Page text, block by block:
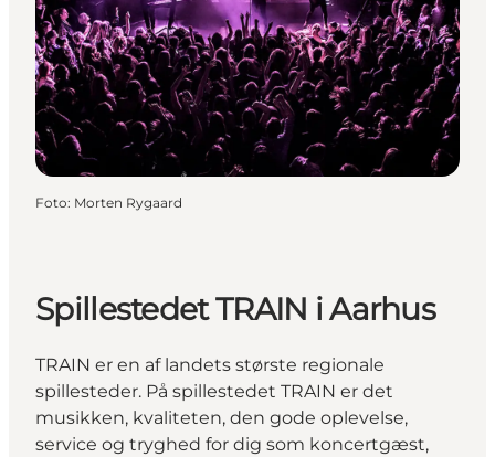
Foto: Morten Rygaard
Spillestedet TRAIN i Aarhus
TRAIN er en af landets største regionale
spillesteder. På spillestedet TRAIN er det
musikken, kvaliteten, den gode oplevelse,
service og tryghed for dig som koncertgæst,